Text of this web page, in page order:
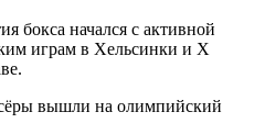
бокса начался с активной
играм в Хельсинки и Х
вышли на олимпийский